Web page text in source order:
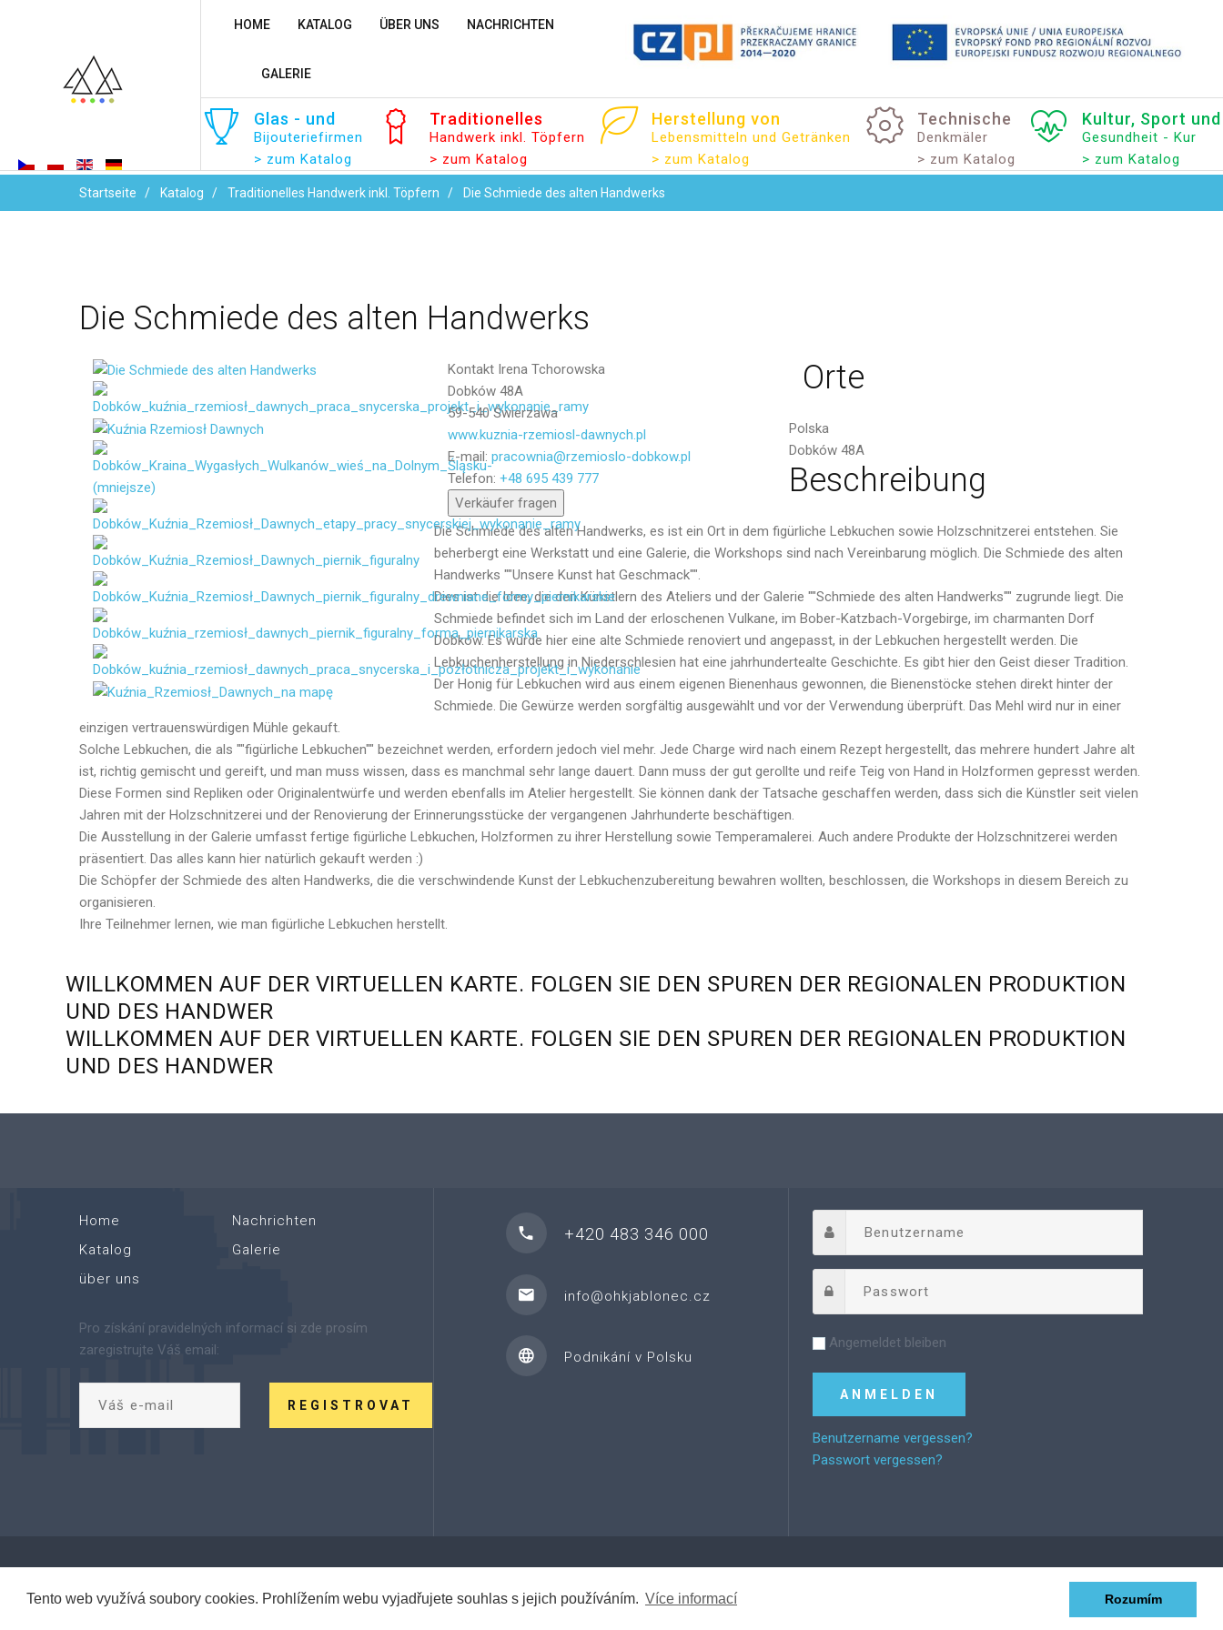
Tento web využívá soubory cookies. Prohlížením webu vyjadřujete souhlas s jejich používáním. Více informací Rozumím
HOME KATALOG ÜBER UNS NACHRICHTEN
GALERIE
Glas - und
Bijouteriefirmen
> zum Katalog
Traditionelles
Handwerk inkl. Töpfern
> zum Katalog
Herstellung von
Lebensmitteln und Getränken
> zum Katalog
Technische
Denkmäler
> zum Katalog
Kultur, Sport und
Gesundheit - Kur
> zum Katalog
Startseite Katalog Traditionelles Handwerk inkl. Töpfern Die Schmiede des alten Handwerks
Die Schmiede des alten Handwerks
Kontakt Irena Tchorowska
Dobków 48A
59-540 Świerzawa
www.kuznia-rzemiosl-dawnych.pl
E-mail: pracownia@rzemioslo-dobkow.pl
Telefon: +48 695 439 777
Verkäufer fragen
Email
Nachricht
Senden
Orte
Polska
Dobków 48A
Beschreibung
Die Schmiede des alten Handwerks, es ist ein Ort in dem figürliche Lebkuchen sowie Holzschnitzerei entstehen. Sie
beherbergt eine Werkstatt und eine Galerie, die Workshops sind nach Vereinbarung möglich. Die Schmiede des alten
Handwerks ""Unsere Kunst hat Geschmack"".
Dies ist die Idee, die den Künstlern des Ateliers und der Galerie ""Schmiede des alten Handwerks"" zugrunde liegt. Die
Schmiede befindet sich im Land der erloschenen Vulkane, im Bober-Katzbach-Vorgebirge, im charmanten Dorf
Dobków. Es wurde hier eine alte Schmiede renoviert und angepasst, in der Lebkuchen hergestellt werden. Die
Lebkuchenherstellung in Niederschlesien hat eine jahrhundertealte Geschichte. Es gibt hier den Geist dieser Tradition.
Der Honig für Lebkuchen wird aus einem eigenen Bienenhaus gewonnen, die Bienenstöcke stehen direkt hinter der
Schmiede. Die Gewürze werden sorgfältig ausgewählt und vor der Verwendung überprüft. Das Mehl wird nur in einer
einzigen vertrauenswürdigen Mühle gekauft.
Solche Lebkuchen, die als ""figürliche Lebkuchen"" bezeichnet werden, erfordern jedoch viel mehr. Jede Charge wird nach einem Rezept hergestellt, das mehrere hundert Jahre alt
ist, richtig gemischt und gereift, und man muss wissen, dass es manchmal sehr lange dauert. Dann muss der gut gerollte und reife Teig von Hand in Holzformen gepresst werden.
Diese Formen sind Repliken oder Originalentwürfe und werden ebenfalls im Atelier hergestellt. Sie können dank der Tatsache geschaffen werden, dass sich die Künstler seit vielen
Jahren mit der Holzschnitzerei und der Renovierung der Erinnerungsstücke der vergangenen Jahrhunderte beschäftigen.
Die Ausstellung in der Galerie umfasst fertige figürliche Lebkuchen, Holzformen zu ihrer Herstellung sowie Temperamalerei. Auch andere Produkte der Holzschnitzerei werden
präsentiert. Das alles kann hier natürlich gekauft werden :)
Die Schöpfer der Schmiede des alten Handwerks, die die verschwindende Kunst der Lebkuchenzubereitung bewahren wollten, beschlossen, die Workshops in diesem Bereich zu
organisieren.
Ihre Teilnehmer lernen, wie man figürliche Lebkuchen herstellt.
WILLKOMMEN AUF DER VIRTUELLEN KARTE. FOLGEN SIE DEN SPUREN DER REGIONALEN PRODUKTION
UND DES HANDWER
WILLKOMMEN AUF DER VIRTUELLEN KARTE. FOLGEN SIE DEN SPUREN DER REGIONALEN PRODUKTION
UND DES HANDWER
Home
Katalog
über uns
Nachrichten
Galerie
Pro získání pravidelných informací si zde prosím
zaregistrujte Váš email:
REGISTROVAT
+420 483 346 000
info@ohkjablonec.cz
Podnikání v Polsku
Angemeldet bleiben
Benutzername vergessen?
Passwort vergessen?